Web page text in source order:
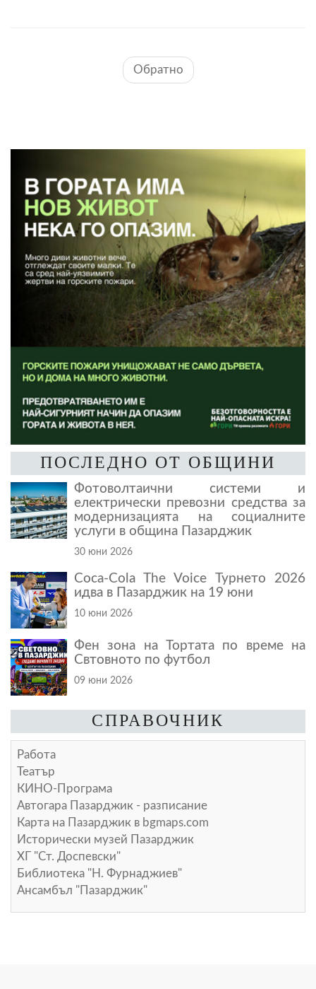
Обратно
ПОСЛЕДНО ОТ ОБЩИНИ
Фотоволтаични системи и
електрически превозни средства за
модернизацията на социалните
услуги в община Пазарджик
30 юни 2026
Coca-Cola The Voice Турнето 2026
идва в Пазарджик на 19 юни
10 юни 2026
Фен зона на Тортата по време на
Свтовното по футбол
09 юни 2026
СПРАВОЧНИК
Работа
Театър
КИНО-Програма
Автогара Пазарджик - разписание
Карта на Пазарджик в bgmaps.com
Исторически музей Пазарджик
ХГ "Ст. Доспевски"
Библиотека "Н. Фурнаджиев"
Ансамбъл "Пазарджик"